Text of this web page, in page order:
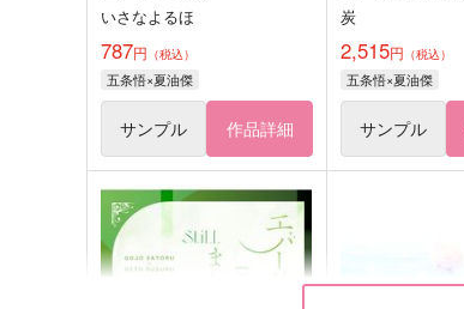
いさなよるほ
787円 （税込）
五条悟×夏油傑
サンプル 作品詳細
炭
2,515円 （税込）
五条悟×夏油傑
サンプル